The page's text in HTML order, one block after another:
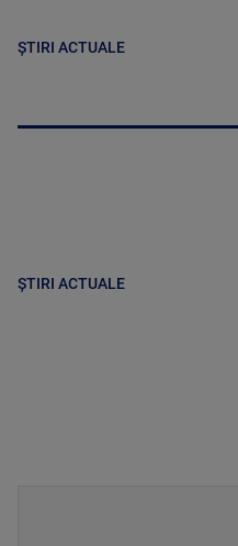
ȘTIRI ACTUALE
ȘTIRI ACTUALE